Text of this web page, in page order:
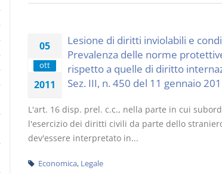
05
ott
2011
Lesione di diritti inviolabili e
Prevalenza delle norme
rispetto a quelle di diritto
Sez. III, n. 450 del 11 gennaio
L'art. 16 disp. prel. c.c., nella parte in cui
l'esercizio dei diritti civili da parte dello
dev'essere interpretato in...
Economica, Legale